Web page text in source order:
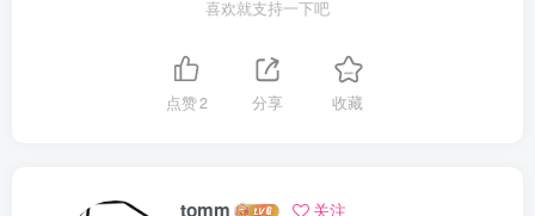
喜欢就支持一下吧
点赞2 分享 收藏
tomm 关注